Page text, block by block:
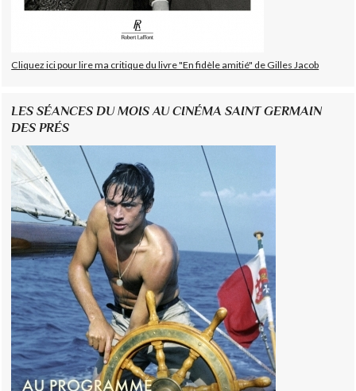
Cliquez ici pour lire ma critique du livre "En fidèle amitié" de Gilles Jacob
LES SÉANCES DU MOIS AU CINÉMA SAINT GERMAIN
DES PRÉS